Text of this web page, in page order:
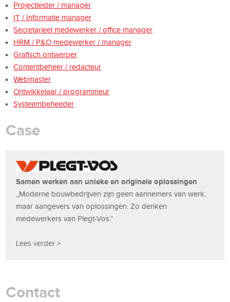
Projectleider / manager
IT / Informatie manager
Secretarieel medewerker / office manager
HRM / P&O medewerker / manager
Grafisch ontwerper
Contentbeheer / redacteur
Webmaster
Ontwikkelaar / programmeur
Systeembeheeder
Case
Samen werken aan unieke en originele oplossingen
,,Moderne bouwbedrijven zijn geen aannemers van werk,
maar aangevers van oplossingen. Zo denken
medewerkers van Plegt-Vos.”
Lees verder >
Contact